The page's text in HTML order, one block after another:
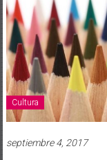
Cultura
septiembre 4, 2017